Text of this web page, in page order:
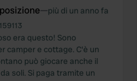
—più di un anno fa
159113
era questo! Sono
camper e cottage. C'è un
può giocare anche il
soli. Si paga tramite un